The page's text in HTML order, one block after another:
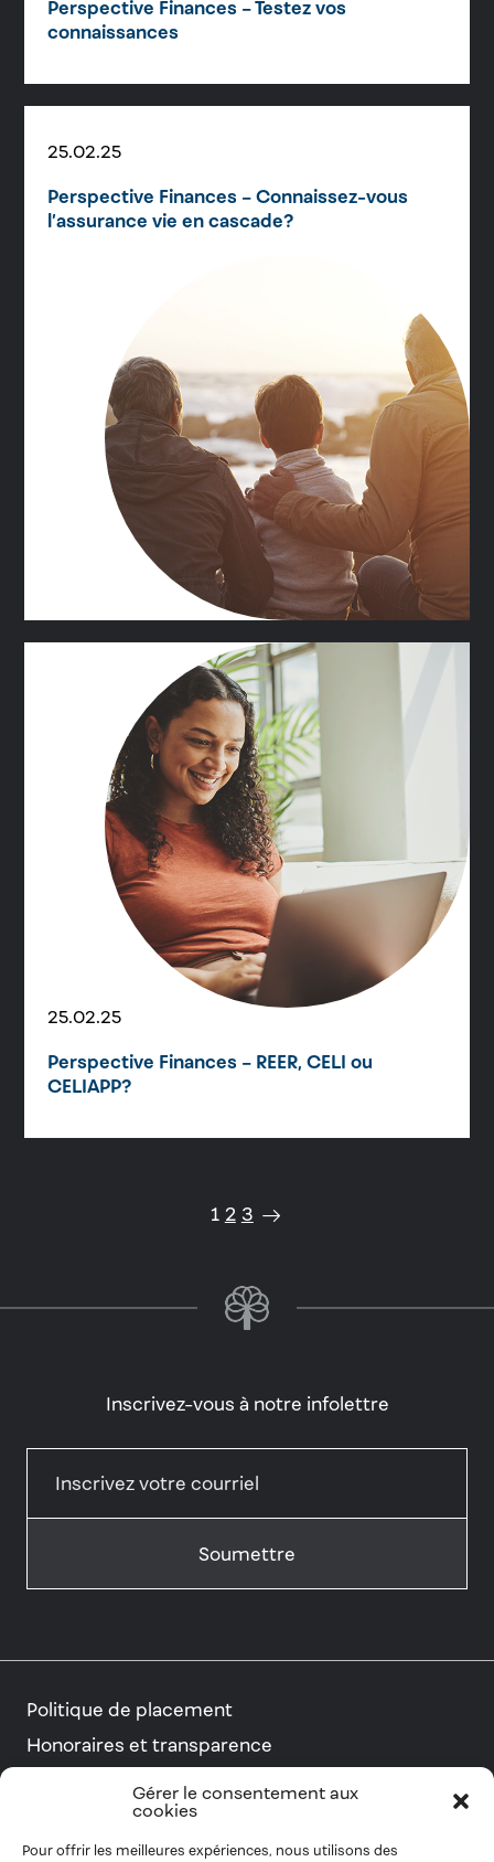
Gérer le consentement aux
cookies
Pour offrir les meilleures expériences, nous utilisons des
Perspective Finances – Testez vos
connaissances
25.02.25
Perspective Finances – Connaissez-vous
l’assurance vie en cascade?
25.02.25
Perspective Finances – REER, CELI ou
CELIAPP?
1 2 3
Inscrivez-vous à notre infolettre
Politique de placement
Honoraires et transparence
Conseillers et planificateurs financiers